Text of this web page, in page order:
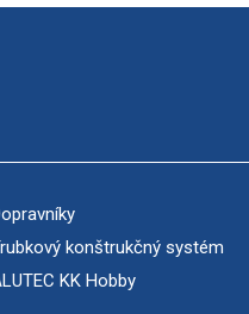
konštrukčný systém
KK Hobby